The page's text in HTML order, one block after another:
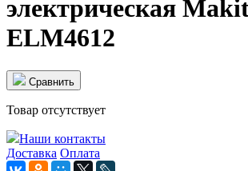
электрическая
ELM4612
Cравнить
Товар отсутствует
Наши контакты
Доставка Оплата